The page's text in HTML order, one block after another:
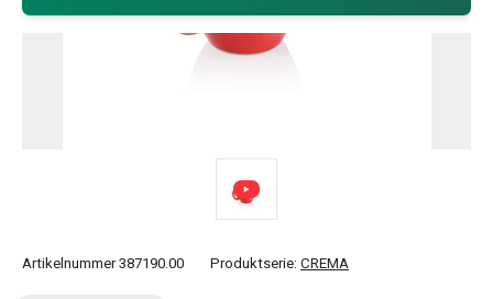
Artikelnummer 387190.00 Produktserie: CREMA